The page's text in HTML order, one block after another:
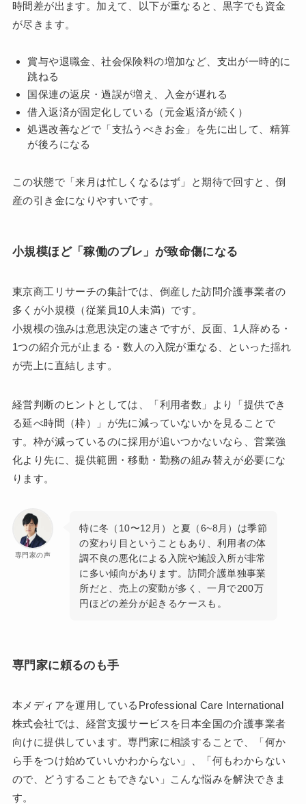
時間差が出ます。加えて、以下が重なると、黒字でも資金
が尽きます。
賞与や退職金、社会保険料の増加など、支出が一時的に
跳ねる
国保連の返戻・過誤が増え、入金が遅れる
借入返済が固定化している（元金返済が続く）
処遇改善などで「支払うべきお金」を先に出して、精算
が後ろになる
この状態で「来月は忙しくなるはず」と期待で回すと、倒
産の引き金になりやすいです。
小規模ほど「稼働のブレ」が致命傷になる
東京商工リサーチの集計では、倒産した訪問介護事業者の
多くが小規模（従業員10人未満）です。
小規模の強みは意思決定の速さですが、反面、1人辞める・
1つの紹介元が止まる・数人の入院が重なる、といった揺れ
が売上に直結します。
経営判断のヒントとしては、「利用者数」より「提供でき
る延べ時間（枠）」が先に減っていないかを見ることで
す。枠が減っているのに採用が追いつかないなら、営業強
化より先に、提供範囲・移動・勤務の組み替えが必要にな
ります。
専門家の声
特に冬（10〜12月）と夏（6~8月）は季節
の変わり目ということもあり、利用者の体
調不良の悪化による入院や施設入所が非常
に多い傾向があります。訪問介護単独事業
所だと、売上の変動が多く、一月で200万
円ほどの差分が起きるケースも。
専門家に頼るのも手
本メディアを運用しているProfessional Care International
株式会社では、経営支援サービスを日本全国の介護事業者
向けに提供しています。専門家に相談することで、「何か
ら手をつけ始めていいかわからない」、「何もわからない
ので、どうすることもできない」こんな悩みを解決できま
す。